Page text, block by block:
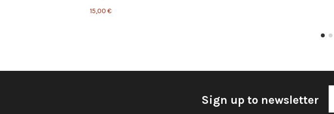
15,00 €
Sign up to newsletter